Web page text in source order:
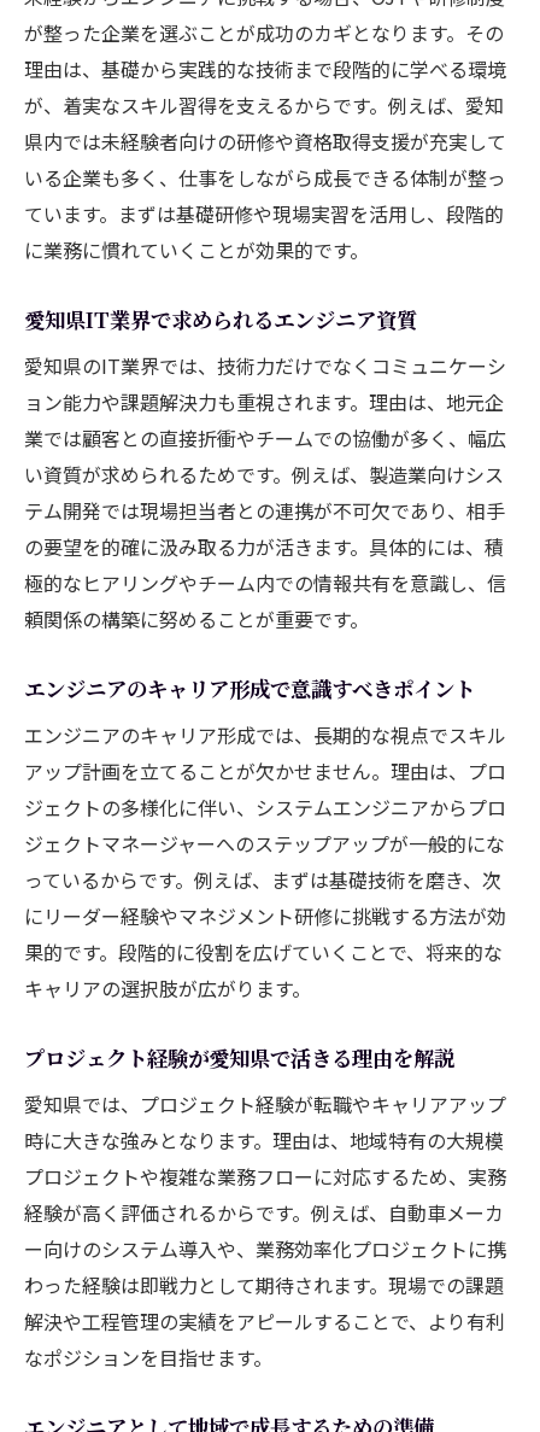
ョン術
現場で評価されるエンジニアのスキルアッ
プ法
愛知県でキャリアアップを目指すエンジニアの
道
エンジニアが愛知県でキャリアを伸ばす戦
略
とは
キャリアアップに欠かせないスキルの選び
方
成長できるプロジェクトへの参加メリット
エンジニアが描くべき理想のキャリアパス
愛知県でのキャリア形成を支えるポイント
マネジメント力が伸びる愛知県の現場経験とは
エンジニアが現場経験で得るマネジメント
愛知県のIT現場で学ぶ管理スキルの実際
プロジェクトマネジメント力の伸ばし方
チーム運営で磨かれるエンジニアの統率力
現場の課題解決がマネジメント成長に直結
エンジニアの視点で考える現場経験の価値
システムエンジニアから管理職へ進む方法を解
説
エンジニアが管理職へ進むための準備とは
システムエンジニア経験が管理職で活きる
理由
管理職に求められるエンジニアの資質と役
割
キャリアアップ時に役立つスキル習得法
管理職昇進を目指すエンジニアの実践ステ
ップ
エンジニアに求められるコミュニケーション力
の磨き方
が整った企業を選ぶことが成功のカギとなります。その
理由は、基礎から実践的な技術まで段階的に学べる環境
が、着実なスキル習得を支えるからです。例えば、愛知
県内では未経験者向けの研修や資格取得支援が充実して
いる企業も多く、仕事をしながら成長できる体制が整っ
ています。まずは基礎研修や現場実習を活用し、段階的
に業務に慣れていくことが効果的です。
愛知県IT業界で求められるエンジニア資質
愛知県のIT業界では、技術力だけでなくコミュニケーシ
ョン能力や課題解決力も重視されます。理由は、地元企
業では顧客との直接折衝やチームでの協働が多く、幅広
い資質が求められるためです。例えば、製造業向けシス
テム開発では現場担当者との連携が不可欠であり、相手
の要望を的確に汲み取る力が活きます。具体的には、積
極的なヒアリングやチーム内での情報共有を意識し、信
頼関係の構築に努めることが重要です。
エンジニアのキャリア形成で意識すべきポイント
エンジニアのキャリア形成では、長期的な視点でスキル
アップ計画を立てることが欠かせません。理由は、プロ
ジェクトの多様化に伴い、システムエンジニアからプロ
ジェクトマネージャーへのステップアップが一般的にな
っているからです。例えば、まずは基礎技術を磨き、次
にリーダー経験やマネジメント研修に挑戦する方法が効
果的です。段階的に役割を広げていくことで、将来的な
キャリアの選択肢が広がります。
プロジェクト経験が愛知県で活きる理由を解説
愛知県では、プロジェクト経験が転職やキャリアアップ
時に大きな強みとなります。理由は、地域特有の大規模
プロジェクトや複雑な業務フローに対応するため、実務
経験が高く評価されるからです。例えば、自動車メーカ
ー向けのシステム導入や、業務効率化プロジェクトに携
わった経験は即戦力として期待されます。現場での課題
解決や工程管理の実績をアピールすることで、より有利
なポジションを目指せます。